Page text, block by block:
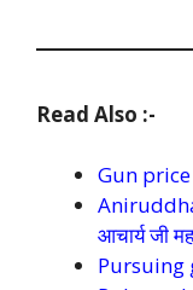
Read Also :-
Gun
आचार्य जी
Pursuing